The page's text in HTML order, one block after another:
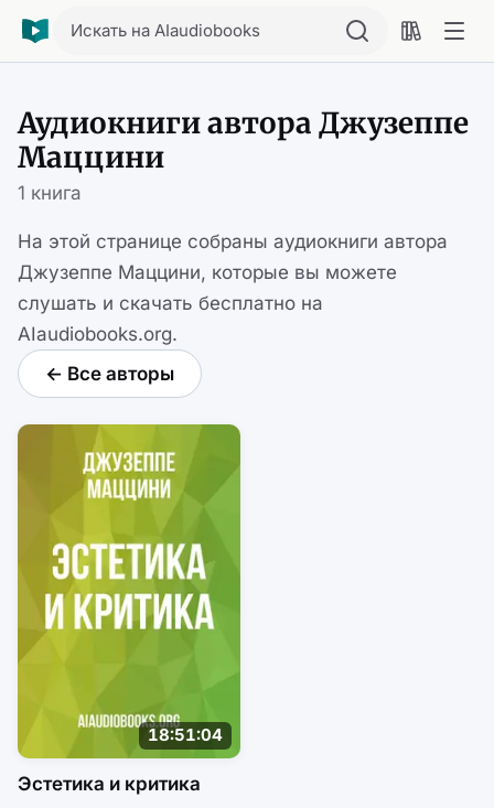
Искать на AIaudiobooks
Аудиокниги автора Джузеппе
Маццини
1 книга
На этой странице собраны аудиокниги автора
Джузеппе Маццини, которые вы можете
слушать и скачать бесплатно на
AIaudiobooks.org.
← Все авторы
18:51:04
Эстетика и критика